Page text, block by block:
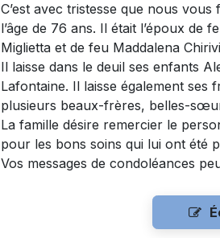
C’est avec tristesse que nous
l’âge de 76 ans. Il était l’époux de
Miglietta et de feu Maddalena
Il laisse dans le deuil ses enfants
Lafontaine. Il laisse également
plusieurs beaux-frères, belles-
La famille désire remercier le
pour les bons soins qui lui ont été
Vos messages de condoléances